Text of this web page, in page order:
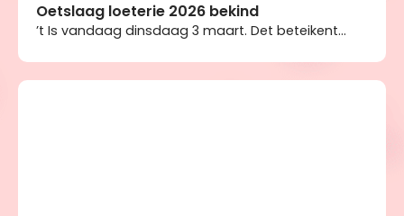
Oetslaag loeterie 2026 bekind
’t Is vandaag dinsdaag 3 maart. Det beteikent...